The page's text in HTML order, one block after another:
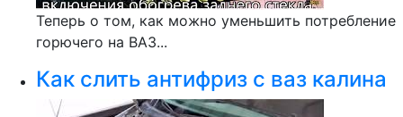
Теперь о том, как можно уменьшить потребление
горючего на ВАЗ...
Как слить антифриз с ваз калина